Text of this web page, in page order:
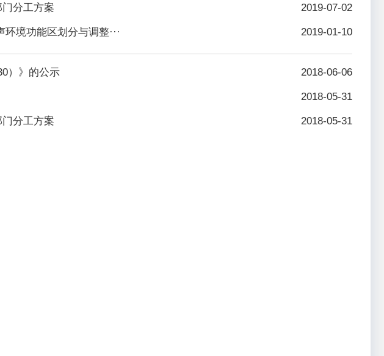
分工方案 2019-07-02
境功能区划分与调整··· 2019-01-10
）》的公示 2018-06-06
2018-05-31
分工方案 2018-05-31